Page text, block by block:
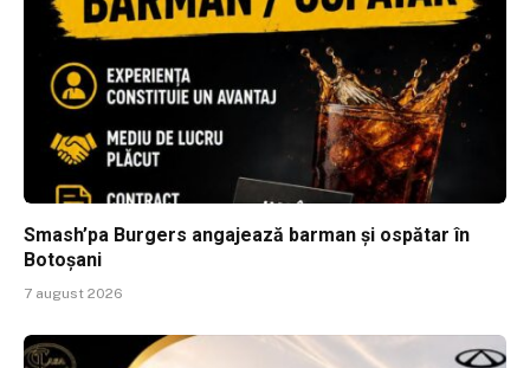
Smash’pa Burgers angajează barman și ospătar în
Botoșani
7 august 2026